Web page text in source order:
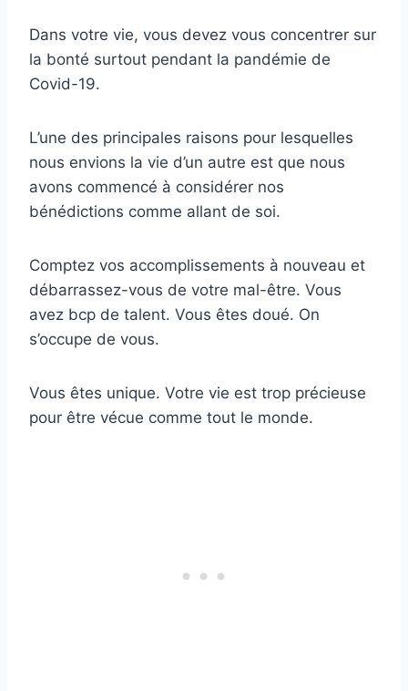
Dans votre vie, vous devez vous concentrer sur
la bonté surtout pendant la pandémie de
Covid-19.
L’une des principales raisons pour lesquelles
nous envions la vie d’un autre est que nous
avons commencé à considérer nos
bénédictions comme allant de soi.
Comptez vos accomplissements à nouveau et
débarrassez-vous de votre mal-être. Vous
avez bcp de talent. Vous êtes doué. On
s’occupe de vous.
Vous êtes unique. Votre vie est trop précieuse
pour être vécue comme tout le monde.